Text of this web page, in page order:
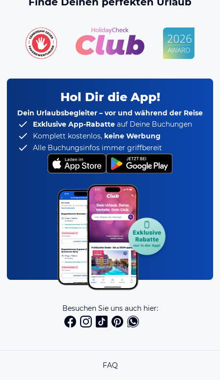
Hol Dir die App!
Dein Urlaubsbegleiter – vor und während der Reise
Exklusive App-Rabatte auf Deine Buchungen
Komplett kostenlos, keine Werbung
Alle Buchungsinfos immer griffbereit
Besuchen Sie uns auch hier:
FAQ